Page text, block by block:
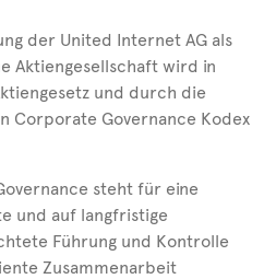
der United Internet AG als
Aktiengesellschaft wird in
und durch die
Corporate Governance Kodex
steht für eine
und auf langfristige
Führung und Kontrolle
Zusammenarbeit